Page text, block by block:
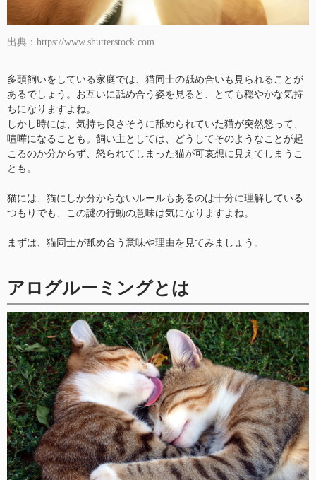
出典：https://www.shutterstock.com
多頭飼いをしている家庭では、猫同士の舐め合いも見られることが
あるでしょう。お互いに舐め合う姿を見ると、とても穏やかな気持
ちになりますよね。
しかし時には、気持ち良さそうに舐められていた猫が突然怒って、
喧嘩になることも。飼い主としては、どうしてそのようなことが起
こるのか分からず、怒られてしまった猫が可哀想に見えてしまうこ
とも。
猫には、猫にしか分からないルールもあるのは十分に理解している
つもりでも、この謎の行動の意味は気になりますよね。
まずは、猫同士が舐め合う意味や理由を見てみましょう。
アログルーミングとは